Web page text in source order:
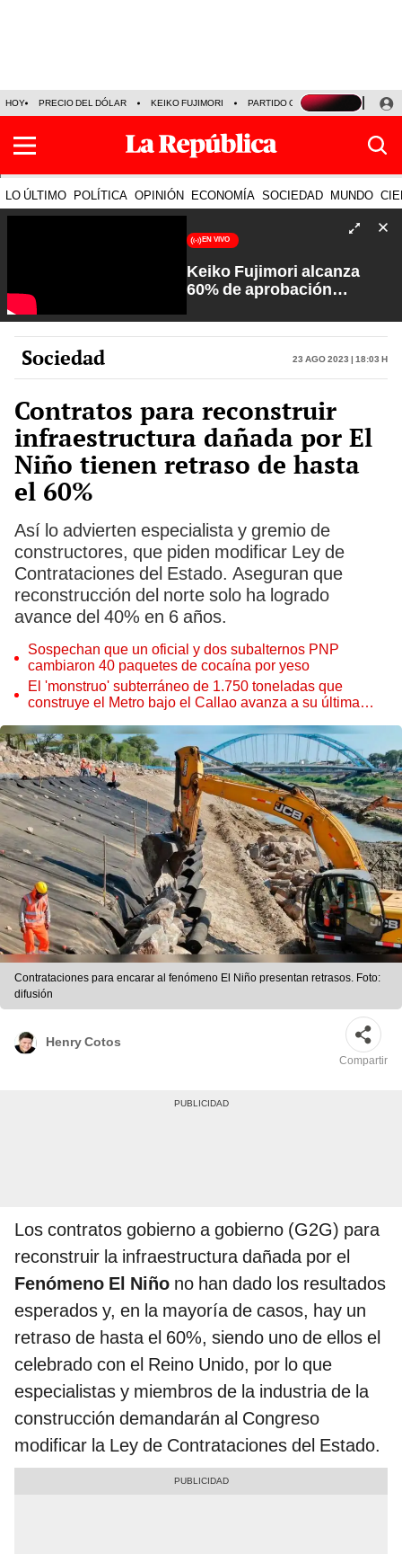
HOY PRECIO DEL DÓLAR KEIKO FUJIMORI PARTIDO OBRAS ARMONÍA 10
LO ÚLTIMO POLÍTICA OPINIÓN ECONOMÍA SOCIEDAD MUNDO
EN VIVO
Keiko Fujimori alcanza
60% de aprobación
Rosa María Palacios
Sociedad 23 Ago 2023 | 18:03 h
Contratos para reconstruir
infraestructura dañada por El
Niño tienen retraso de hasta
el 60%
Así lo advierten especialista y gremio de
constructores, que piden modificar Ley de
Contrataciones del Estado. Aseguran que
reconstrucción del norte solo ha logrado
avance del 40% en 6 años.
Sospechan que un oficial y dos subalternos PNP
cambiaron 40 paquetes de cocaína por yeso
El 'monstruo' subterráneo de 1.750 toneladas que
construye el Metro bajo el Callao avanza a su última
Contrataciones para encarar al fenómeno El Niño presentan retrasos. Foto:
difusión
Henry Cotos
Compartir
Los contratos gobierno a gobierno (G2G) para
reconstruir la infraestructura dañada por el
Fenómeno El Niño no han dado los resultados
esperados y, en la mayoría de casos, hay un
retraso de hasta el 60%, siendo uno de ellos el
celebrado con el Reino Unido, por lo que
especialistas y miembros de la industria de la
construcción demandarán al Congreso
modificar la Ley de Contrataciones del Estado.